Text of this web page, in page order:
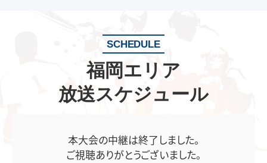
SCHEDULE
福岡エリア
放送スケジュール
本大会の中継は終了しました。
ご視聴ありがとうございました。